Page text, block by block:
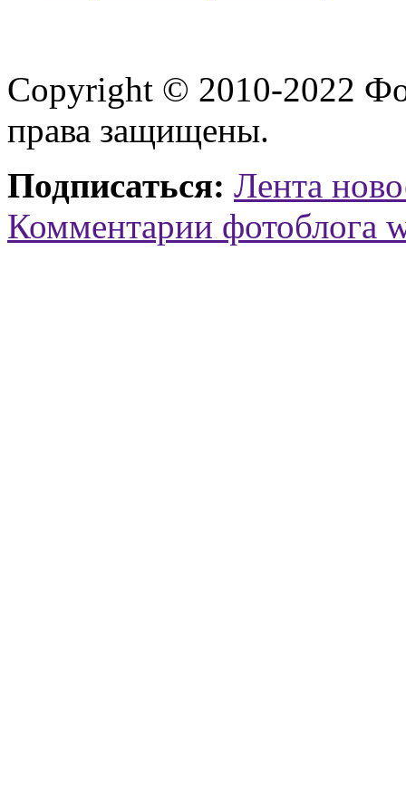
Copyright © 2010-2022
права защищены.
Подписаться: Лента
Комментарии фотоблога